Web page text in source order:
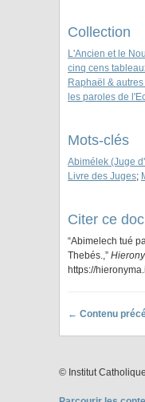
Collection
L'Ancien et le
cinq cens
Raphaël &
les paroles de
Mots-clés
Abimélek (Juge
Livre des Juges;
Citer ce
“Abimelech tué
Thebés.,”
https://
← Contenu
© Institut